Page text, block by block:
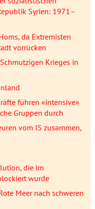
Syrien: 1971–
da Extremisten
vorrücken
Krieges in
führen «intensive»
Gruppen durch
vom IS zusammen,
die im
wurde
Meer nach schweren